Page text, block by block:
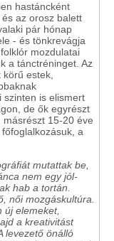
hastáncként
az orosz balett
pár hónap
- és tönkrevágja
mozdulatai
a tánctréninget. Az
estek,
szinten is elismert
de ők egyrészt
másrészt 15-20 éve
a
mutattak be,
nem egy jól-
hab a tortán.
női mozgáskultúra.
új elemeket,
a kreativitást
levezető önálló